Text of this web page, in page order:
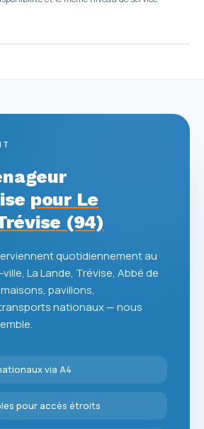
pour Le
(94)
quotidiennement au
La Lande, Trévise, Abbé de
pavillons,
nationaux — nous
via A4
pour accès étroits